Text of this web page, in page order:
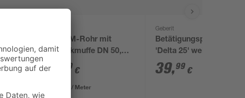
HTEM-Rohr mit
Steckmuffe DN 50,
1000 mm
89 €
1,89 € / Meter
Geberit
Betätigungsplatte
'Delta 25' weiß für 2-
Mengen-Spülung
39,99 €